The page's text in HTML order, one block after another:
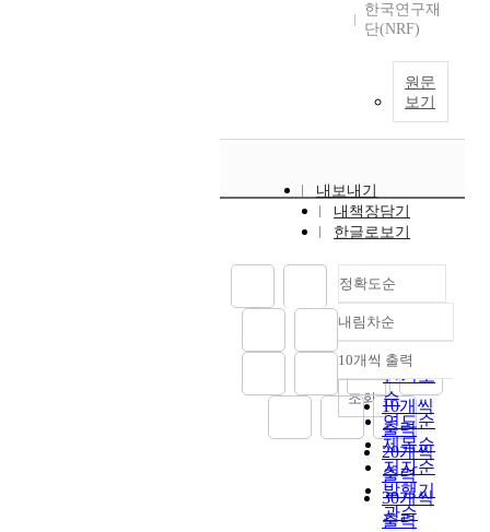
한국연구재
단(NRF)
원문
보기
내보내기
내책장담기
한글로보기
정확도순
정확도
순
인기도
순
연도순
제목순
저자순
발행기
관순
내림차순
내림차순
10개씩 출력
10개씩
출력
20개씩
출력
30개씩
출력
조회